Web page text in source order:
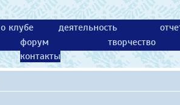
о клубе деятельность
форум
творчество
контакты